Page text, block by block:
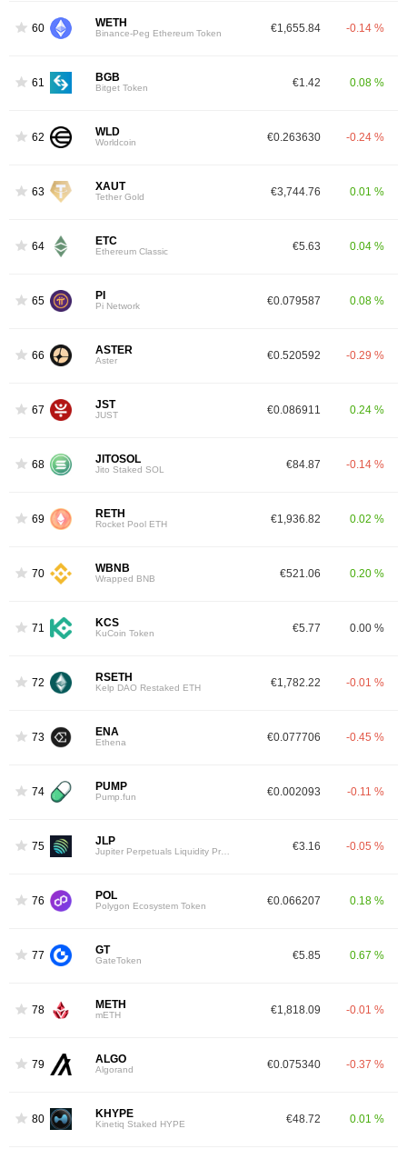
60 WETH
Binance-Peg Ethereum Token €1,655.84 -0.14 %
61 BGB
Bitget Token €1.42 0.08 %
62 WLD
Worldcoin €0.263630 -0.24 %
63 XAUT
Tether Gold €3,744.76 0.01 %
64 ETC
Ethereum Classic €5.63 0.04 %
65 PI
Pi Network €0.079587 0.08 %
66 ASTER
Aster €0.520592 -0.29 %
67 JST
JUST €0.086911 0.24 %
68 JITOSOL
Jito Staked SOL €84.87 -0.14 %
69 RETH
Rocket Pool ETH €1,936.82 0.02 %
70 WBNB
Wrapped BNB €521.06 0.20 %
71 KCS
KuCoin Token €5.77 0.00 %
72 RSETH
Kelp DAO Restaked ETH €1,782.22 -0.01 %
73 ENA
Ethena €0.077706 -0.45 %
74 PUMP
Pump.fun €0.002093 -0.11 %
75 JLP €3.16 -0.05 %
76 POL
Polygon Ecosystem Token €0.066207 0.18 %
77 GT
GateToken €5.85 0.67 %
78 METH
mETH €1,818.09 -0.01 %
79 ALGO
Algorand €0.075340 -0.37 %
80 KHYPE
Kinetiq Staked HYPE €48.72 0.01 %